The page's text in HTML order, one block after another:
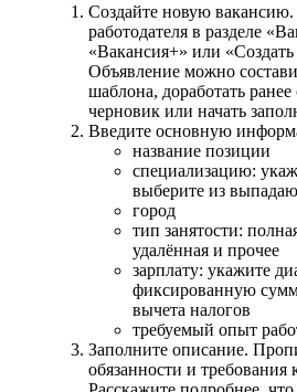
Создайте новую
работодателя в разделе
«Вакансия+» или
Объявление можно
шаблона, доработать
черновик или начать
Введите основную
название позиции
специализацию:
выберите из
город
тип занятости:
удалённая и прочее
зарплату: укажите
фиксированную
вычета налогов
требуемый опыт
Заполните описание.
обязанности и требования